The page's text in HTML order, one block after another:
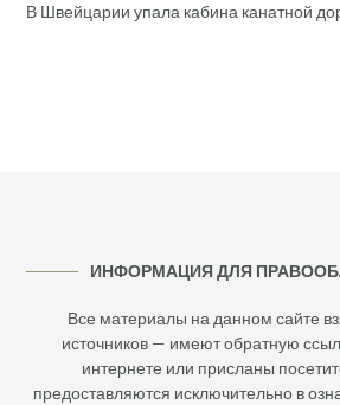
В Швейцарии упала кабина канатной
ИНФОРМАЦИЯ ДЛЯ
Все материалы на данном сайте
источников — имеют обратную
интернете или присланы
предоставляются исключительно в